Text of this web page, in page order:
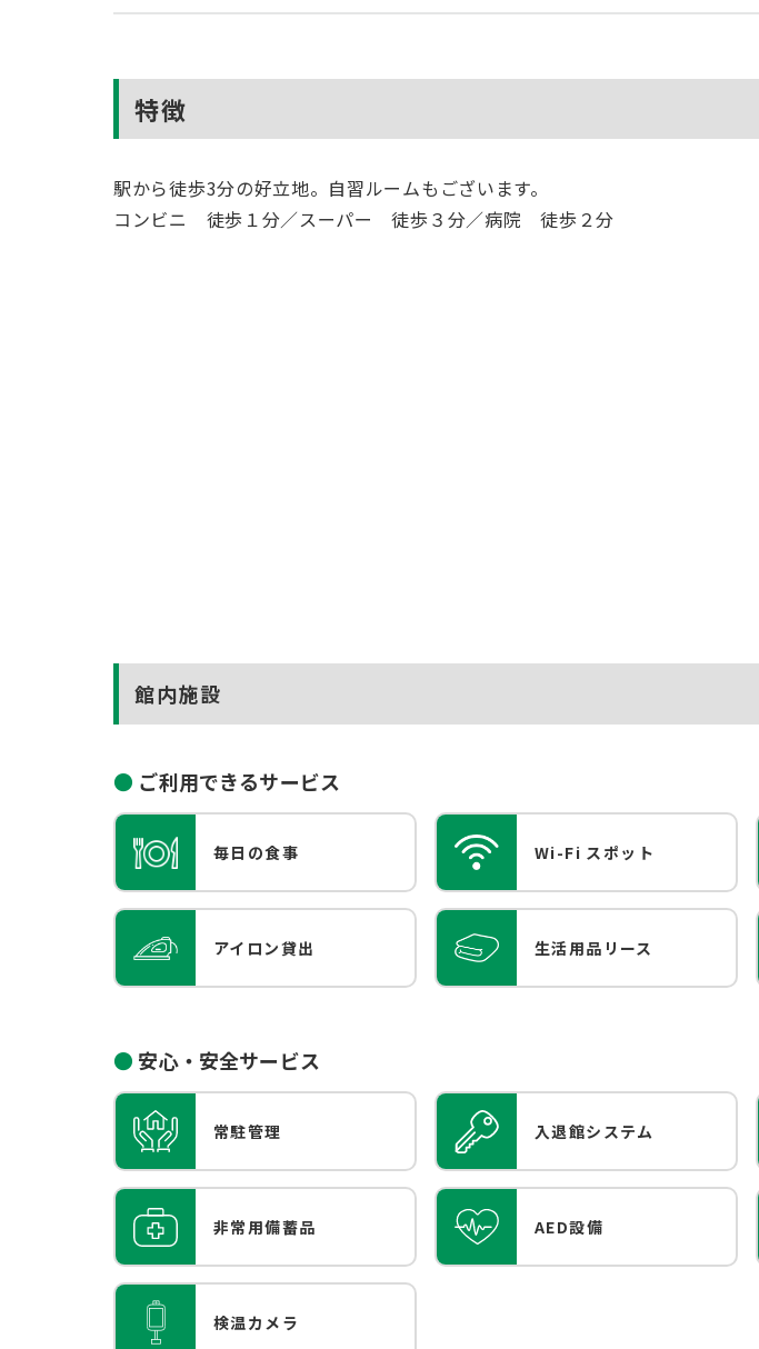
特徴
駅から徒歩3分の好立地。自習ルームもございます。
コンビニ 徒歩１分／スーパー 徒歩３分／病院 徒歩２分
館内施設
ご利用できるサービス
毎日の食事 Wi-Fi スポット
アイロン貸出 生活用品リース
安心・安全サービス
常駐管理 入退館システム
非常用備蓄品 AED設備
検温カメラ